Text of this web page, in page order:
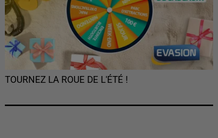
TOURNEZ LA ROUE DE L'ÉTÉ !